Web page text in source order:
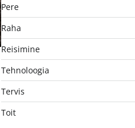
Pere
Raha
Reisimine
Tehnoloogia
Tervis
Toit